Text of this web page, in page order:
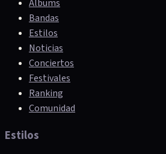
Álbums
Bandas
Estilos
Noticias
Conciertos
Festivales
Ranking
Comunidad
Estilos